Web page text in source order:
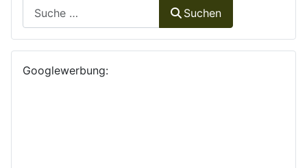
Suchen
Googlewerbung: